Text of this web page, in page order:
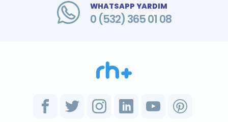
WHATSAPP YARDIM
0 (532) 365 01 08